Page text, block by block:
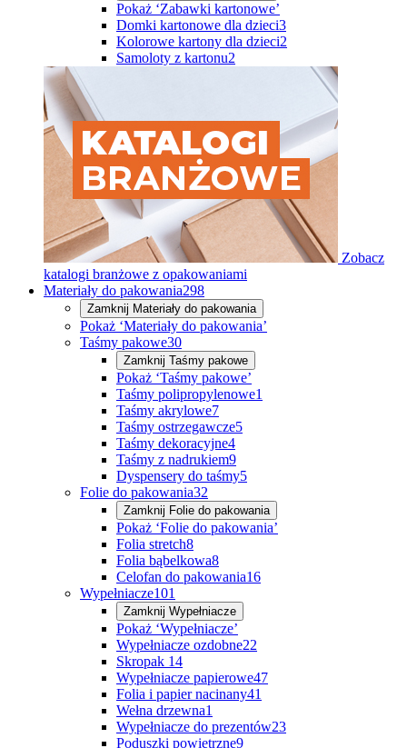
Pokaż ‘Zabawki kartonowe’
Domki kartonowe dla dzieci3
Kolorowe kartony dla dzieci2
Samoloty z kartonu2
Zobacz
katalogi branżowe z opakowaniami
Materiały do pakowania298
Zamknij Materiały do pakowania
Pokaż ‘Materiały do pakowania’
Taśmy pakowe30
Zamknij Taśmy pakowe
Pokaż ‘Taśmy pakowe’
Taśmy polipropylenowe1
Taśmy akrylowe7
Taśmy ostrzegawcze5
Taśmy dekoracyjne4
Taśmy z nadrukiem9
Dyspensery do taśmy5
Folie do pakowania32
Zamknij Folie do pakowania
Pokaż ‘Folie do pakowania’
Folia stretch8
Folia bąbelkowa8
Celofan do pakowania16
Wypełniacze101
Zamknij Wypełniacze
Pokaż ‘Wypełniacze’
Wypełniacze ozdobne22
Skropak 14
Wypełniacze papierowe47
Folia i papier nacinany41
Wełna drzewna1
Wypełniacze do prezentów23
Poduszki powietrzne9